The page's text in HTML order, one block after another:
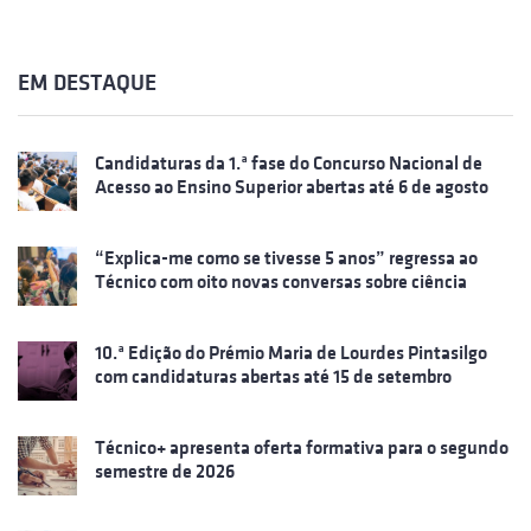
EM DESTAQUE
Candidaturas da 1.ª fase do Concurso Nacional de
Acesso ao Ensino Superior abertas até 6 de agosto
“Explica-me como se tivesse 5 anos” regressa ao
Técnico com oito novas conversas sobre ciência
10.ª Edição do Prémio Maria de Lourdes Pintasilgo
com candidaturas abertas até 15 de setembro
Técnico+ apresenta oferta formativa para o segundo
semestre de 2026